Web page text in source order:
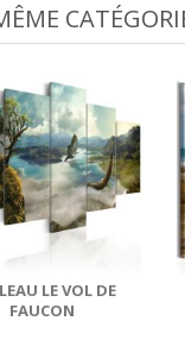
LE VOL DE
FAUCON